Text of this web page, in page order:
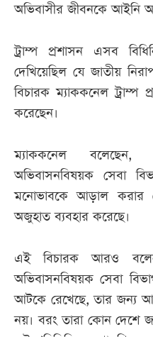
অভিবাসীর জীবনকে আইনি
ট্রাম্প প্রশাসন এসব
দেখিয়েছিল যে জাতীয়
বিচারক ম্যাককনেল ট্রাম্প
করেছেন।
ম্যাককনেল বলেছেন,
অভিবাসনবিষয়ক সেবা
মনোভাবকে আড়াল করার
অজুহাত ব্যবহার করেছে।
এই বিচারক আরও বলেন,
অভিবাসনবিষয়ক সেবা
আটকে রেখেছে, তার জন্য
নয়। বরং তারা কোন দেশে